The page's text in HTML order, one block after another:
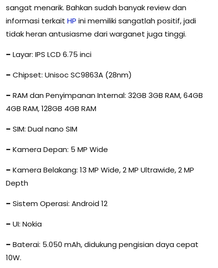
sangat menarik. Bahkan sudah banyak review dan
informasi terkait HP ini memiliki sangatlah positif, jadi
tidak heran antusiasme dari warganet juga tinggi.
– Layar: IPS LCD 6.75 inci
– Chipset: Unisoc SC9863A (28nm)
– RAM dan Penyimpanan Internal: 32GB 3GB RAM, 64GB
4GB RAM, 128GB 4GB RAM
– SIM: Dual nano SIM
– Kamera Depan: 5 MP Wide
– Kamera Belakang: 13 MP Wide, 2 MP Ultrawide, 2 MP
Depth
– Sistem Operasi: Android 12
– UI: Nokia
– Baterai: 5.050 mAh, didukung pengisian daya cepat
10W.